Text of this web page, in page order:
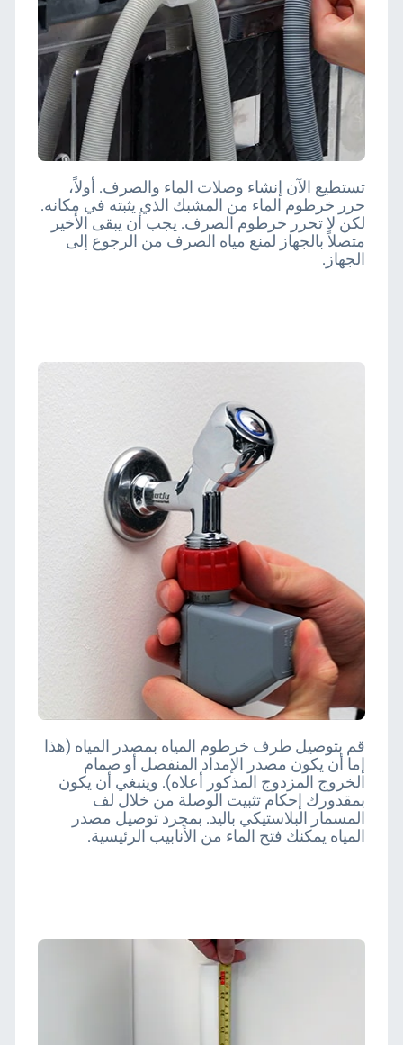
تستطيع الآن إنشاء وصلات الماء والصرف. أولاً،
حرر خرطوم الماء من المشبك الذي يثبته في مكانه.
لكن لا تحرر خرطوم الصرف. يجب أن يبقى الأخير
متصلاً بالجهاز لمنع مياه الصرف من الرجوع إلى
الجهاز.
قم بتوصيل طرف خرطوم المياه بمصدر المياه (هذا
إما أن يكون مصدر الإمداد المنفصل أو صمام
الخروج المزدوج المذكور أعلاه). وينبغي أن يكون
بمقدورك إحكام تثبيت الوصلة من خلال لف
المسمار البلاستيكي باليد. بمجرد توصيل مصدر
المياه يمكنك فتح الماء من الأنابيب الرئيسية.